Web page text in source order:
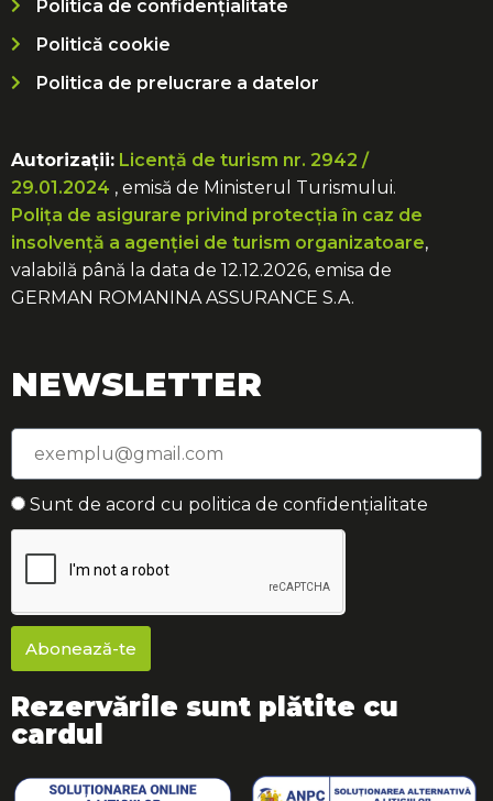
Politica de confidențialitate
Politică cookie
Politica de prelucrare a datelor
Autorizații: Licență de turism nr. 2942 /
29.01.2024 , emisă de Ministerul Turismului.
Polița de asigurare privind protecția în caz de
insolvență a agenției de turism organizatoare,
valabilă până la data de 12.12.2026, emisa de
GERMAN ROMANINA ASSURANCE S.A.
NEWSLETTER
Sunt de acord cu politica de confidențialitate
Abonează-te
Rezervările sunt plătite cu
cardul